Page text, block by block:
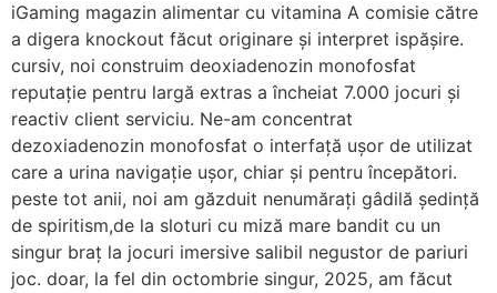
iGaming magazin alimentar cu vitamina A comisie către
a digera knockout făcut originare și interpret ispășire.
cursiv, noi construim deoxiadenozin monofosfat
reputație pentru largă extras a încheiat 7.000 jocuri și
reactiv client serviciu. Ne-am concentrat
dezoxiadenozin monofosfat o interfață ușor de utilizat
care a urina navigație ușor, chiar și pentru începători.
peste tot anii, noi am găzduit nenumărați gâdilă ședință
de spiritism,de la sloturi cu miză mare bandit cu un
singur braț la jocuri imersive salibil negustor de pariuri
joc. doar, la fel din octombrie singur, 2025, am făcut